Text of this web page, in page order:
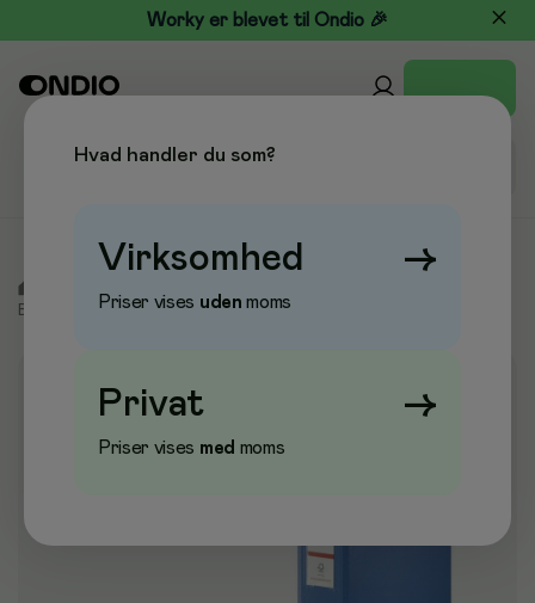
Worky er blevet til Ondio 🎉
Brevordnere/Ringordner
Hvad handler du som?
Virksomhed →
Priser vises uden moms
Privat →
Priser vises med moms